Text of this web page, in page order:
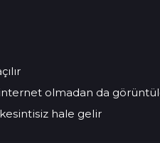
olmadan da
hale gelir